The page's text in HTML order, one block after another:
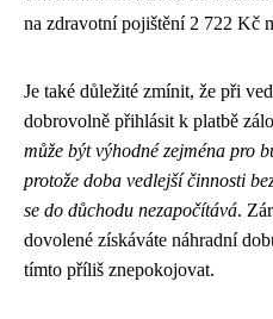
na zdravotní pojištění 2 722 Kč
Je také důležité zmínit, že při
dobrovolně přihlásit k platbě
může být výhodné zejména pro
protože doba vedlejší činnosti
se do důchodu nezapočítává.
dovolené získáváte náhradní
tímto příliš znepokojovat.